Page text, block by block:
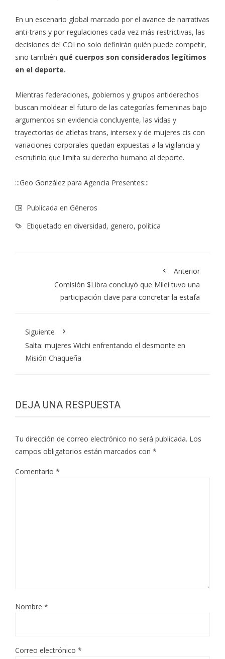
En un escenario global marcado por el avance de narrativas
anti-trans y por regulaciones cada vez más restrictivas, las
decisiones del COI no solo definirán quién puede competir,
sino también qué cuerpos son considerados legítimos
en el deporte.
Mientras federaciones, gobiernos y grupos antiderechos
buscan moldear el futuro de las categorías femeninas bajo
argumentos sin evidencia concluyente, las vidas y
trayectorias de atletas trans, intersex y de mujeres cis con
variaciones corporales quedan expuestas a la vigilancia y
escrutinio que limita su derecho humano al deporte.
:::Geo González para Agencia Presentes:::
Publicada en Géneros
Etiquetado en diversidad, genero, política
Anterior
Comisión $Libra concluyó que Milei tuvo una
participación clave para concretar la estafa
Siguiente
Salta: mujeres Wichi enfrentando el desmonte en
Misión Chaqueña
DEJA UNA RESPUESTA
Tu dirección de correo electrónico no será publicada. Los
campos obligatorios están marcados con *
Comentario *
Nombre *
Correo electrónico *